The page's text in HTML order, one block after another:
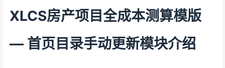
XLCS房产项目全成本测算模版
— 首页目录手动更新模块介绍